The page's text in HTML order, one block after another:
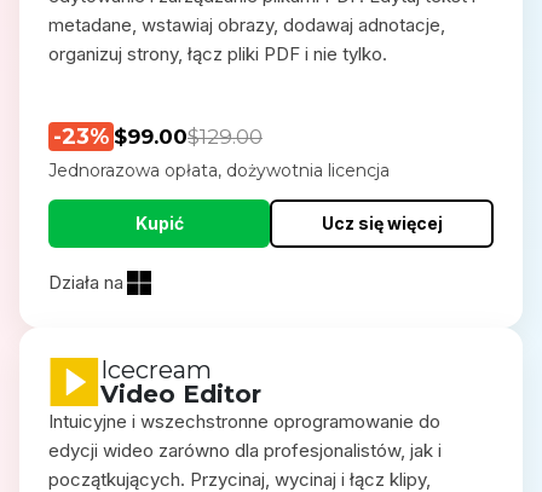
metadane, wstawiaj obrazy, dodawaj adnotacje,
organizuj strony, łącz pliki PDF i nie tylko.
-23% $99.00$129.00
Jednorazowa opłata, dożywotnia licencja
Kupić Ucz się więcej
Działa na
Icecream
Video Editor
Intuicyjne i wszechstronne oprogramowanie do
edycji wideo zarówno dla profesjonalistów, jak i
początkujących. Przycinaj, wycinaj i łącz klipy,